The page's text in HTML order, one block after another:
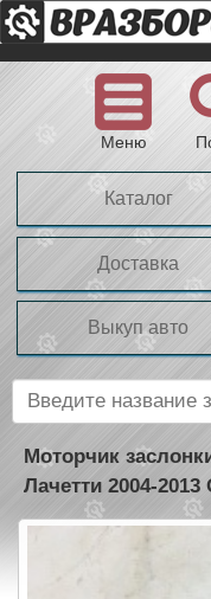
Меню
Каталог
Доставка
Выкуп авто
Моторчик
Лачетти 2004-2013